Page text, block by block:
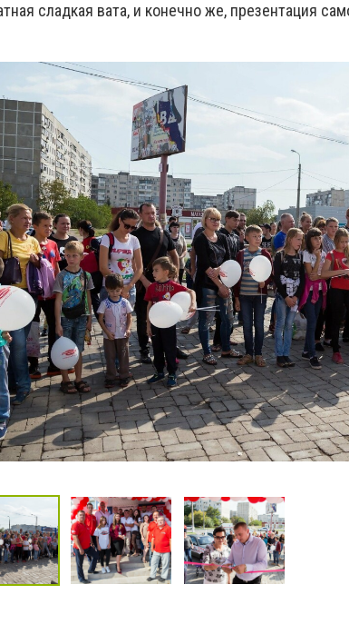
сладкая вата, и конечно же, презентация